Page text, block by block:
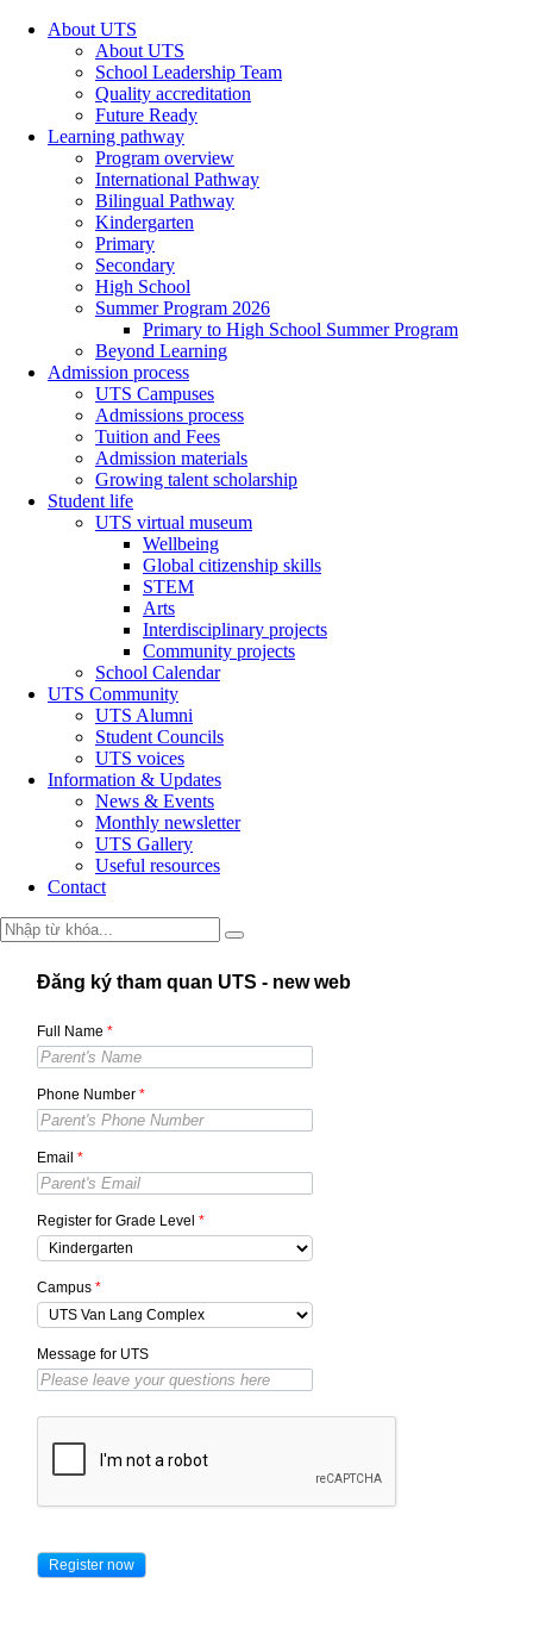
About UTS
About UTS
School Leadership Team
Quality accreditation
Future Ready
Learning pathway
Program overview
International Pathway
Bilingual Pathway
Kindergarten
Primary
Secondary
High School
Summer Program 2026
Primary to High School Summer Program
Beyond Learning
Admission process
UTS Campuses
Admissions process
Tuition and Fees
Admission materials
Growing talent scholarship
Student life
UTS virtual museum
Wellbeing
Global citizenship skills
STEM
Arts
Interdisciplinary projects
Community projects
School Calendar
UTS Community
UTS Alumni
Student Councils
UTS voices
Information & Updates
News & Events
Monthly newsletter
UTS Gallery
Useful resources
Contact
Đăng ký tham quan UTS - new web
Full Name *
Phone Number *
Email *
Register for Grade Level *
Campus *
Message for UTS